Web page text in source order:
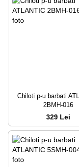
Chiloti p-u barbati
2BMH-016
329 Lei